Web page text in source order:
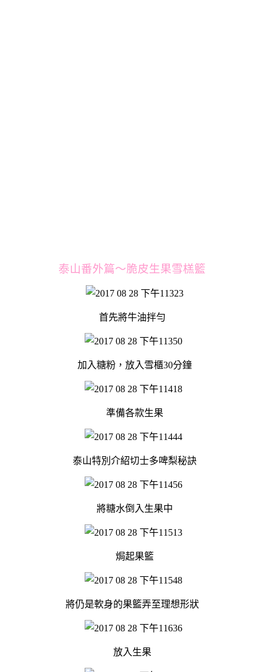
泰山番外篇～脆皮生果雪榚籃
首先將牛油拌勻
加入糖粉，放入雪櫃30分鐘
準備各款生果
泰山特別介紹切士多啤梨秘訣
將糖水倒入生果中
焗起果籃
將仍是軟身的果籃弄至理想形狀
放入生果